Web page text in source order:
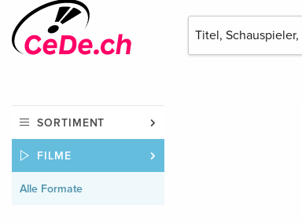
SORTIMENT
FILME
Alle Formate